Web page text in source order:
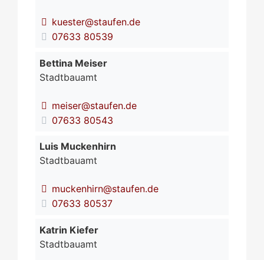
kuester@staufen.de
07633 80539
Bettina Meiser
Stadtbauamt
meiser@staufen.de
07633 80543
Luis Muckenhirn
Stadtbauamt
muckenhirn@staufen.de
07633 80537
Katrin Kiefer
Stadtbauamt